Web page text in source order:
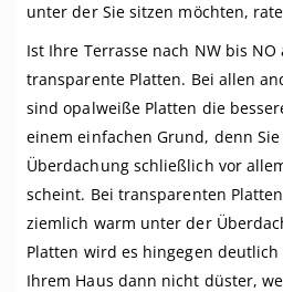
unter der Sie sitzen möchten,
Ist Ihre Terrasse nach NW bis
transparente Platten. Bei allen
sind opalweiße Platten die
einem einfachen Grund, denn
Überdachung schließlich vor
scheint. Bei transparenten
ziemlich warm unter der
Platten wird es hingegen
Ihrem Haus dann nicht düster,